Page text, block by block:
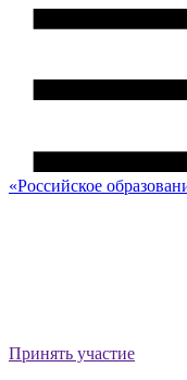
«Российское о
Принять участие